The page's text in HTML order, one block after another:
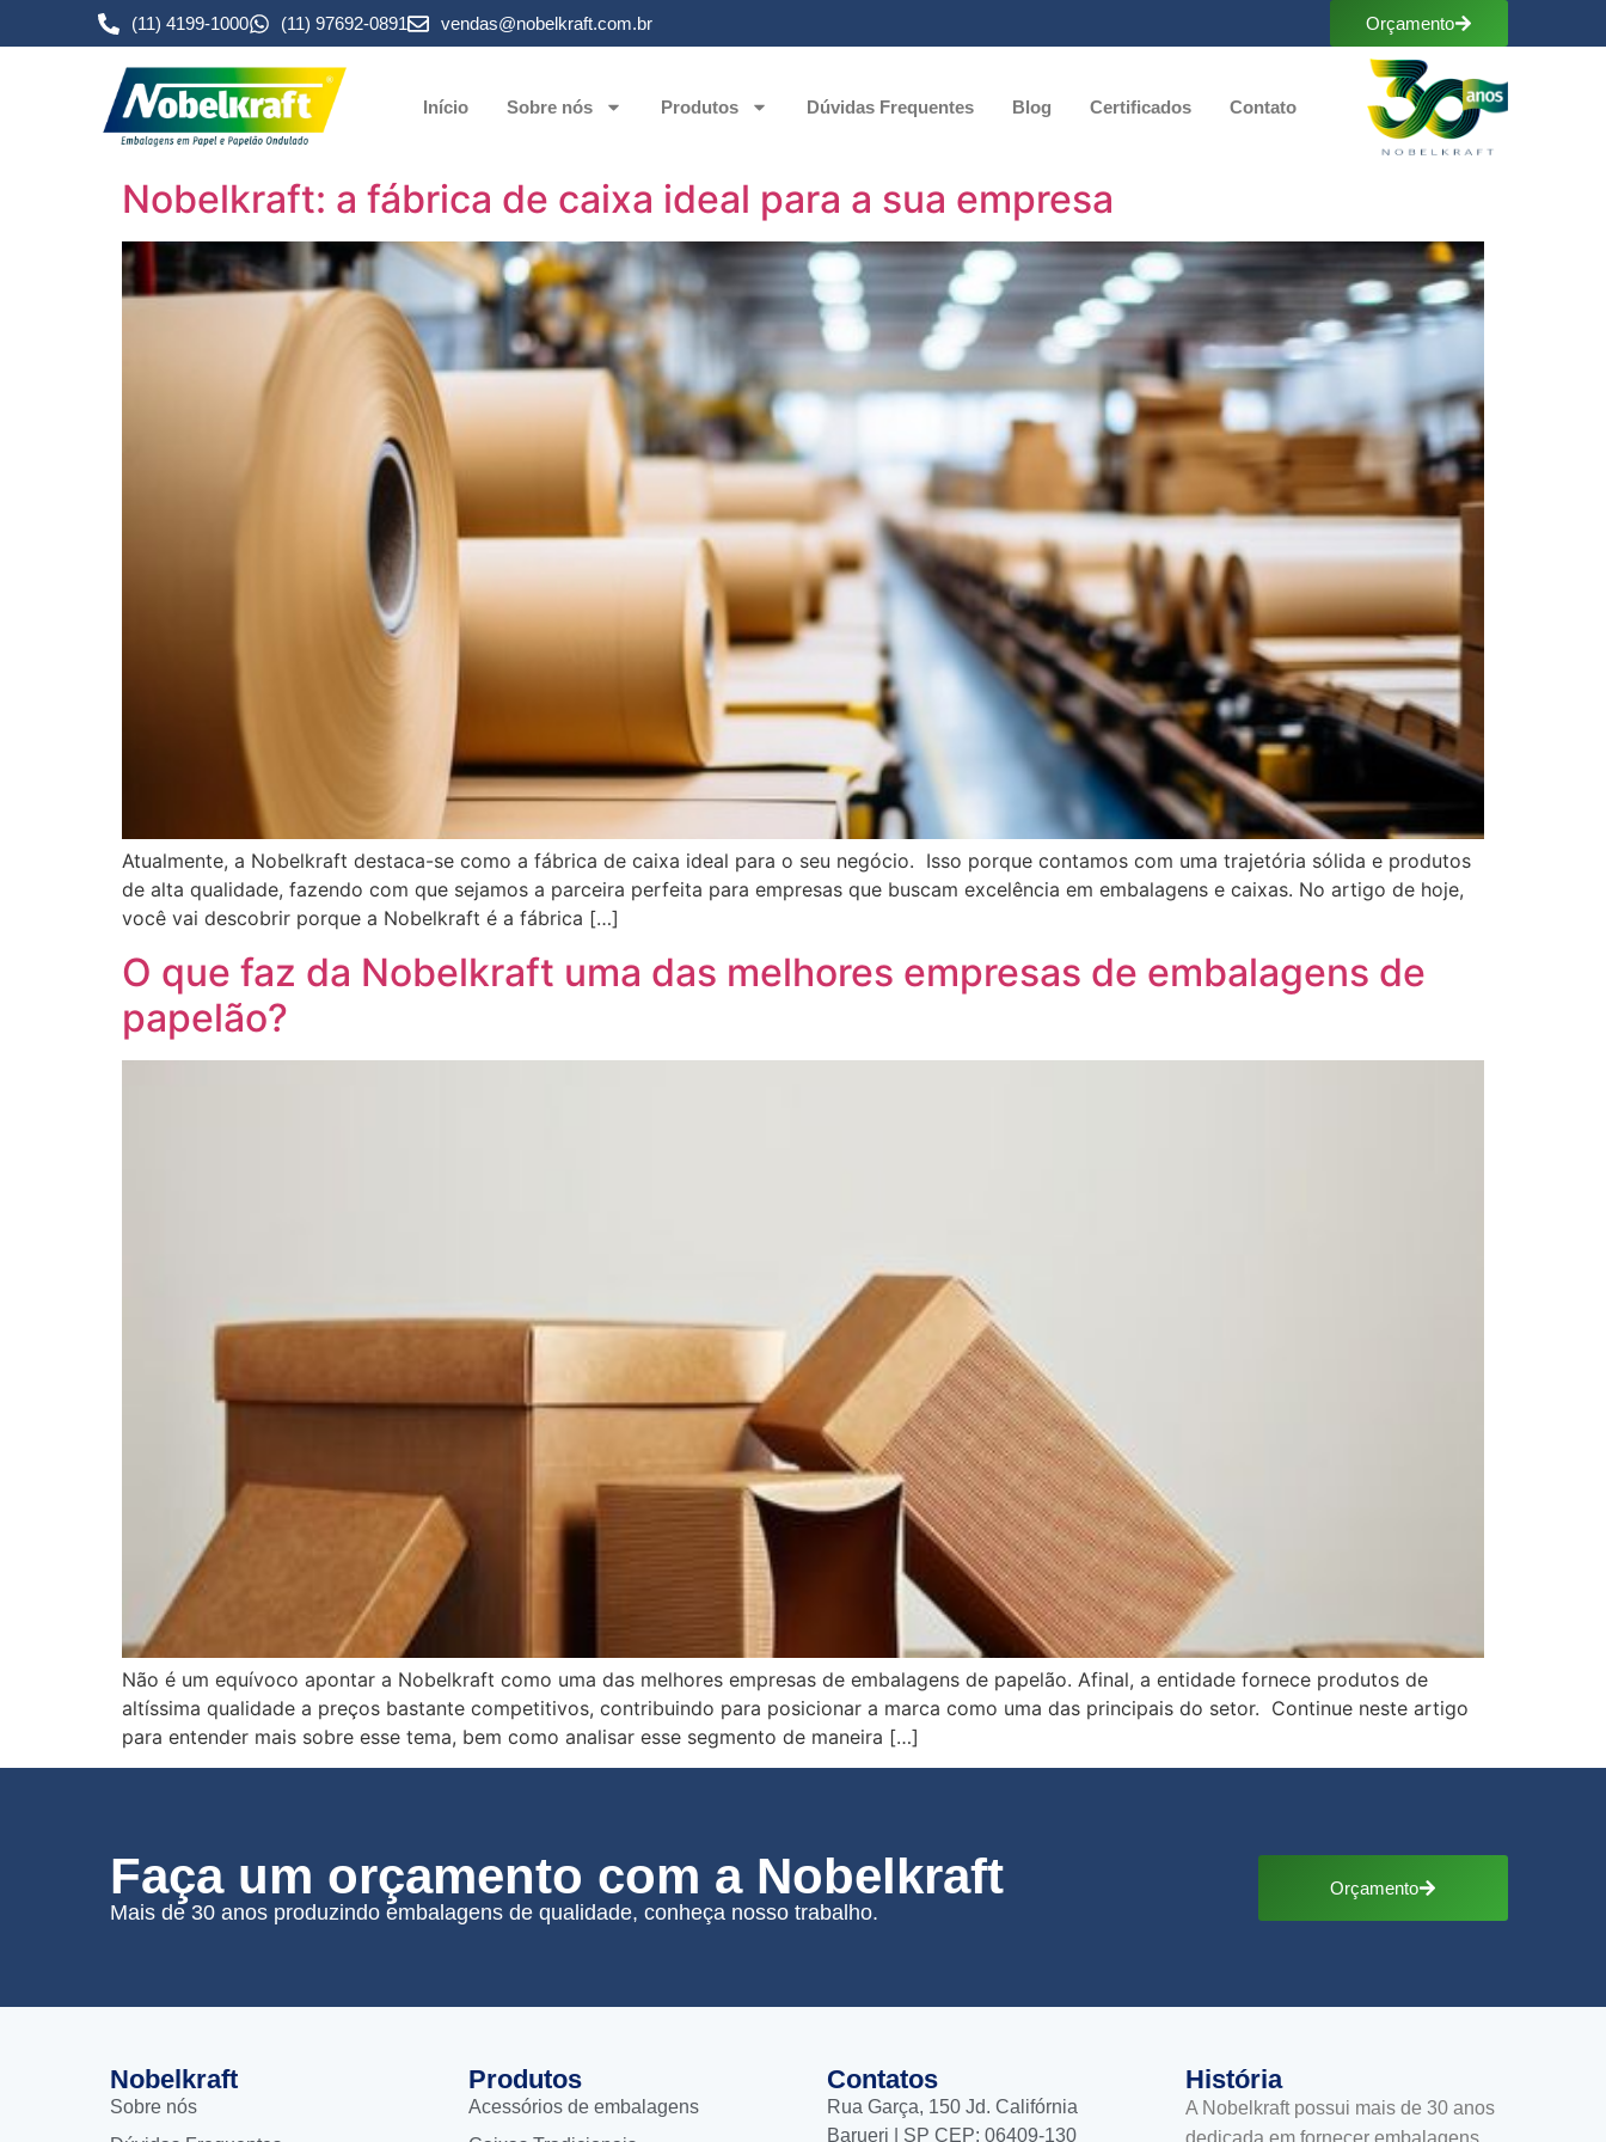
(11) 4199-1000 (11) 97692-0891 vendas@nobelkraft.com.br Orçamento
Início Sobre nós Produtos Dúvidas Frequentes Blog Certificados Contato
Nobelkraft: a fábrica de caixa ideal para a sua empresa
Atualmente, a Nobelkraft destaca-se como a fábrica de caixa ideal para o seu negócio. Isso porque contamos com uma trajetória sólida e produtos
de alta qualidade, fazendo com que sejamos a parceira perfeita para empresas que buscam excelência em embalagens e caixas. No artigo de hoje,
você vai descobrir porque a Nobelkraft é a fábrica […]
O que faz da Nobelkraft uma das melhores empresas de embalagens de
papelão?
Não é um equívoco apontar a Nobelkraft como uma das melhores empresas de embalagens de papelão. Afinal, a entidade fornece produtos de
altíssima qualidade a preços bastante competitivos, contribuindo para posicionar a marca como uma das principais do setor. Continue neste artigo
para entender mais sobre esse tema, bem como analisar esse segmento de maneira […]
Faça um orçamento com a Nobelkraft
Mais de 30 anos produzindo embalagens de qualidade, conheça nosso trabalho.
Orçamento
Nobelkraft
Sobre nós
Produtos
Acessórios de embalagens
Contatos
Rua Garça, 150 Jd. Califórnia
Barueri | SP CEP: 06409-130
História
A Nobelkraft possui mais de 30 anos